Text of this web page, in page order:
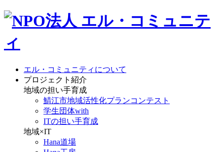
エル・コミュニティについて
プロジェクト紹介
地域の担い手育成
鯖江市地域活性化プランコンテスト
学生団体with
ITの担い手育成
地域×IT
Hana道場